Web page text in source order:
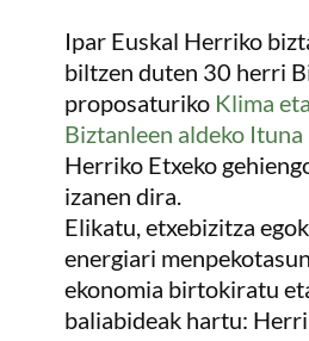
Ipar Euskal Herriko
biltzen duten 30 herri
proposaturiko Klima
Biztanleen aldeko Ituna
Herriko Etxeko
izanen dira.
Elikatu, etxebizitza
energiari
ekonomia birtokiratu
baliabideak hartu: